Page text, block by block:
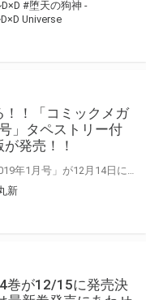
#堕天の狗神 -
Universe
！「コミックメガ
」タペストリー付
発売！！
新
巻が12/15に発売決